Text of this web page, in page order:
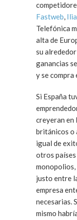
Fastweb,
Telefónica
alta de Europa y sus
su
ganancias
y se compra
Si España
creyeran en
británicos o alemanes,
igual de
otros
justo entre
empresa
necesarias. Si en España hubieran hecho lo
mismo